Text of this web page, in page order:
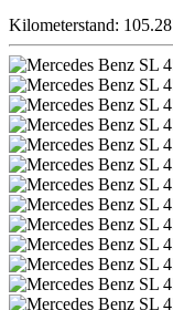
Kilometerstand: